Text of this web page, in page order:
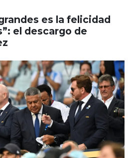
es la felicidad
el descargo de